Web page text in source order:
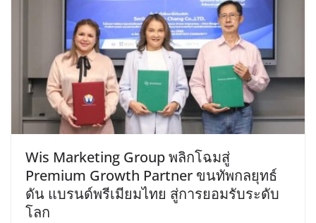
Wis Marketing Group พลิกโฉมสู่
Premium Growth Partner ขนทัพกลยุทธ์
ดัน แบรนด์พรีเมียมไทย สู่การยอมรับระดับ
โลก